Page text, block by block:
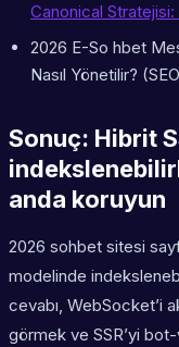
Canonical Stratejisi:
2026 E-So hbet
Nasıl Yönetilir?
Sonuç: Hibrit
anda koruyun
2026 sohbet sitesi
modelinde
cevabı, WebSocket’i
görmek ve SSR’yi